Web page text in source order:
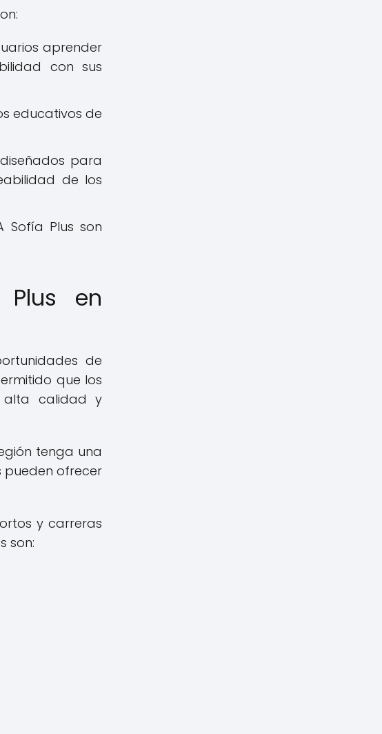
aprender
con sus
educativos de
para
de los
Sofía Plus son
en
de
que los
alta calidad y
tenga una
pueden ofrecer
y carreras
son: